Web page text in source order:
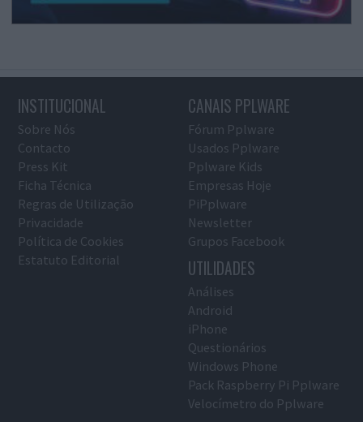
INSTITUCIONAL
Sobre Nós
Contacto
Press Kit
Ficha Técnica
Regras de Utilização
Privacidade
Política de Cookies
Estatuto Editorial
CANAIS PPLWARE
Fórum Pplware
Usados Pplware
Pplware Kids
Empresas Hoje
PiPplware
Newsletter
Grupos Facebook
UTILIDADES
Análises
Android
iPhone
Questionários
Windows Phone
Pack Raspberry Pi Pplware
Velocímetro do Pplware